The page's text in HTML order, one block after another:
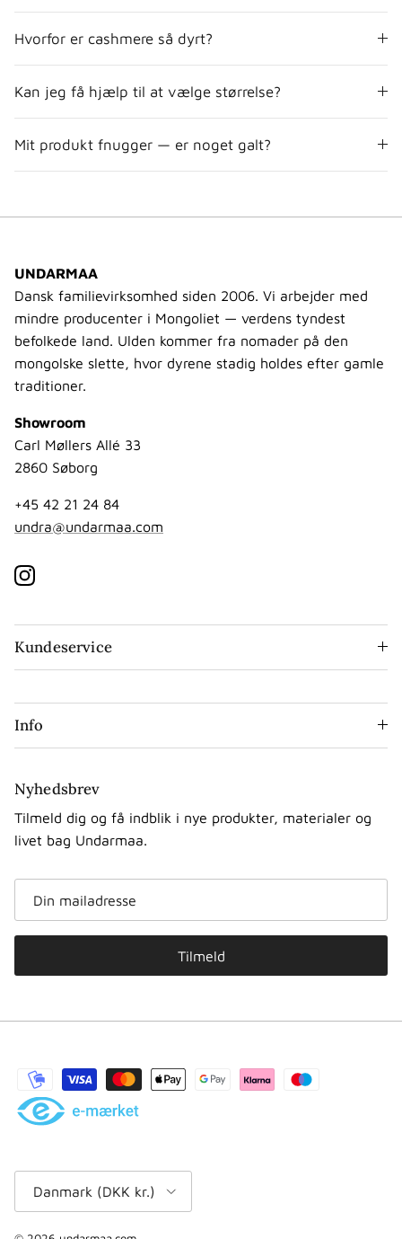
Hvorfor er cashmere så dyrt?
Kan jeg få hjælp til at vælge størrelse?
Mit produkt fnugger — er noget galt?
UNDARMAA
Dansk familievirksomhed siden 2006. Vi arbejder med
mindre producenter i Mongoliet — verdens tyndest
befolkede land. Ulden kommer fra nomader på den
mongolske slette, hvor dyrene stadig holdes efter gamle
traditioner.
Showroom
Carl Møllers Allé 33
2860 Søborg
+45 42 21 24 84
undra@undarmaa.com
Instagram
Kundeservice
Info
Nyhedsbrev
Tilmeld dig og få indblik i nye produkter, materialer og
livet bag Undarmaa.
Tilmeld
Danmark (DKK kr.)